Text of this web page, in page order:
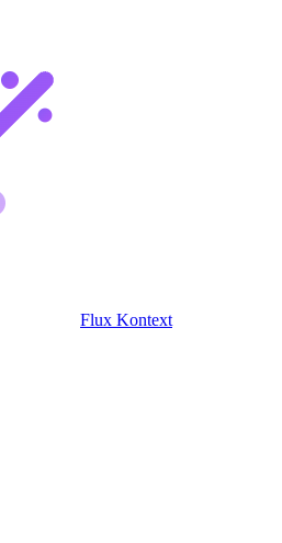
Flux Kontext